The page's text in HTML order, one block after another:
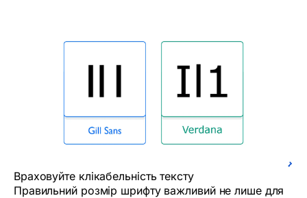
Враховуйте клікабельність тексту
Правильний розмір шрифту важливий не лише для